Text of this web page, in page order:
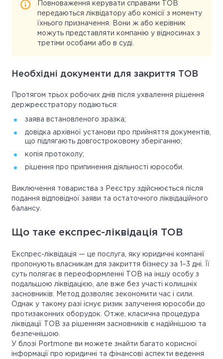
Повноваження керувати справами ТОВ
передаються ліквідатору або комісії з моменту
їхнього призначення. Вони ж або керівник
можуть представляти компанію у відносинах з
третіми особами або в суді.
Необхідні документи для закриття ТОВ
Протягом трьох робочих днів після ухвалення рішення
держреєстратору подаються:
заява встановленого зразка;
довідка архівної установи про прийняття документів,
що підлягають довгостроковому зберіганню;
копія протоколу;
рішення про припинення діяльності юрособи.
Виключення товариства з Реєстру здійснюється після
подання відповідної заяви та остаточного ліквідаційного
балансу.
Що таке експрес-ліквідація ТОВ
Експрес-ліквідація — це послуга, яку юридичні компанії
пропонують власникам для закриття бізнесу за 1–3 дні. Її
суть полягає в переоформленні ТОВ на іншу особу з
подальшою ліквідацією, але вже без участі колишніх
засновників. Метод дозволяє зекономити час і сили.
Однак у такому разі існує ризик залучення юрособи до
протизаконних оборудок. Отже, класична процедура
ліквідації ТОВ за рішенням засновників є надійнішою та
безпечнішою.
У блозі Portmone ви можете знайти багато корисної
інформації про юридичні та фінансові аспекти ведення